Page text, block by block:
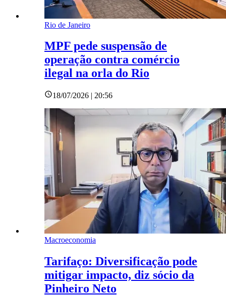
Rio de Janeiro
MPF pede suspensão de
operação contra comércio
ilegal na orla do Rio
18/07/2026 | 20:56
Macroeconomia
Tarifaço: Diversificação pode
mitigar impacto, diz sócio da
Pinheiro Neto